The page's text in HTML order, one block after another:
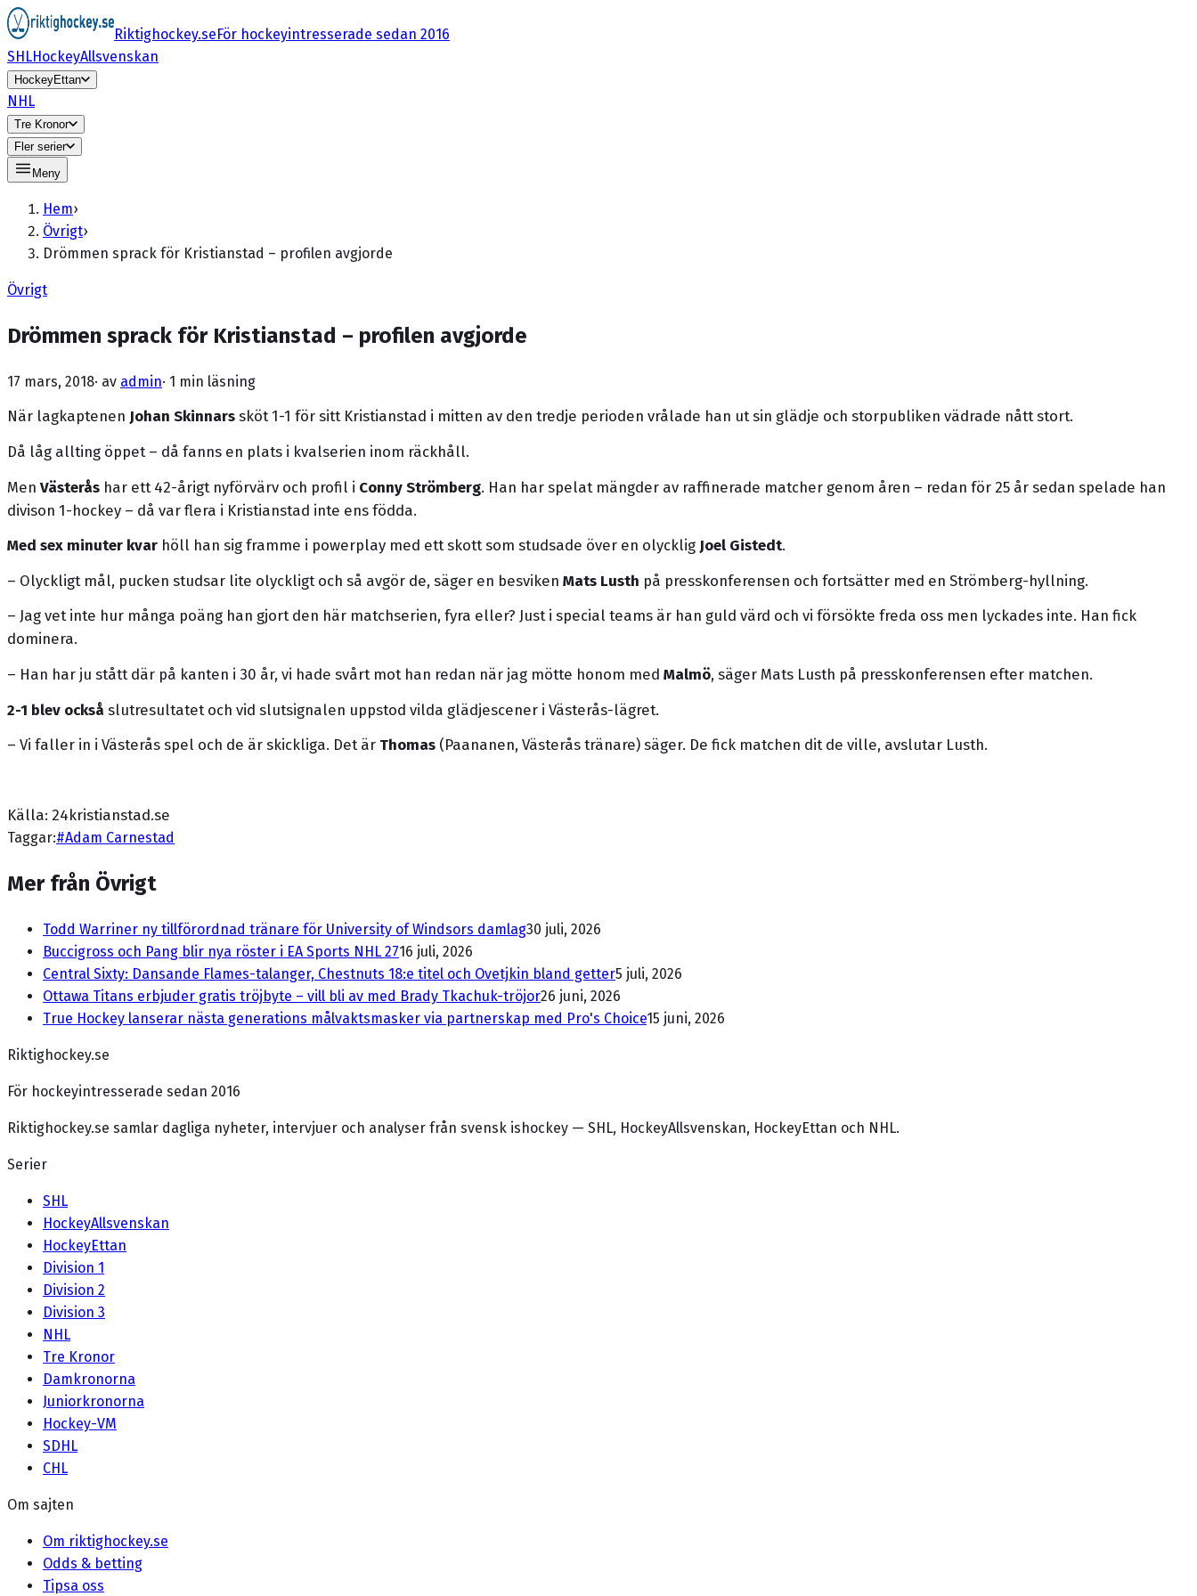
Riktighockey.seFör hockeyintresserade sedan 2016
SHLHockeyAllsvenskan
HockeyEttan
NHL
Tre Kronor
Fler serier
Meny
Hem›
Övrigt›
Drömmen sprack för Kristianstad – profilen avgjorde
Övrigt
Drömmen sprack för Kristianstad – profilen avgjorde
17 mars, 2018· av admin· 1 min läsning
När lagkaptenen Johan Skinnars sköt 1-1 för sitt Kristianstad i mitten av den tredje perioden vrålade han ut sin glädje och storpubliken vädrade nått stort.
Då låg allting öppet – då fanns en plats i kvalserien inom räckhåll.
Men Västerås har ett 42-årigt nyförvärv och profil i Conny Strömberg. Han har spelat mängder av raffinerade matcher genom åren – redan för 25 år sedan spelade han
divison 1-hockey – då var flera i Kristianstad inte ens födda.
Med sex minuter kvar höll han sig framme i powerplay med ett skott som studsade över en olycklig Joel Gistedt.
– Olyckligt mål, pucken studsar lite olyckligt och så avgör de, säger en besviken Mats Lusth på presskonferensen och fortsätter med en Strömberg-hyllning.
– Jag vet inte hur många poäng han gjort den här matchserien, fyra eller? Just i special teams är han guld värd och vi försökte freda oss men lyckades inte. Han fick
dominera.
– Han har ju stått där på kanten i 30 år, vi hade svårt mot han redan när jag mötte honom med Malmö, säger Mats Lusth på presskonferensen efter matchen.
2-1 blev också slutresultatet och vid slutsignalen uppstod vilda glädjescener i Västerås-lägret.
– Vi faller in i Västerås spel och de är skickliga. Det är Thomas (Paananen, Västerås tränare) säger. De fick matchen dit de ville, avslutar Lusth.
Källa: 24kristianstad.se
Taggar:#Adam Carnestad
Mer från Övrigt
Todd Warriner ny tillförordnad tränare för University of Windsors damlag30 juli, 2026
Buccigross och Pang blir nya röster i EA Sports NHL 2716 juli, 2026
Central Sixty: Dansande Flames-talanger, Chestnuts 18:e titel och Ovetjkin bland getter5 juli, 2026
Ottawa Titans erbjuder gratis tröjbyte – vill bli av med Brady Tkachuk-tröjor26 juni, 2026
True Hockey lanserar nästa generations målvaktsmasker via partnerskap med Pro's Choice15 juni, 2026
Riktighockey.se
För hockeyintresserade sedan 2016
Riktighockey.se samlar dagliga nyheter, intervjuer och analyser från svensk ishockey — SHL, HockeyAllsvenskan, HockeyEttan och NHL.
Serier
SHL
HockeyAllsvenskan
HockeyEttan
Division 1
Division 2
Division 3
NHL
Tre Kronor
Damkronorna
Juniorkronorna
Hockey-VM
SDHL
CHL
Om sajten
Om riktighockey.se
Odds & betting
Tipsa oss